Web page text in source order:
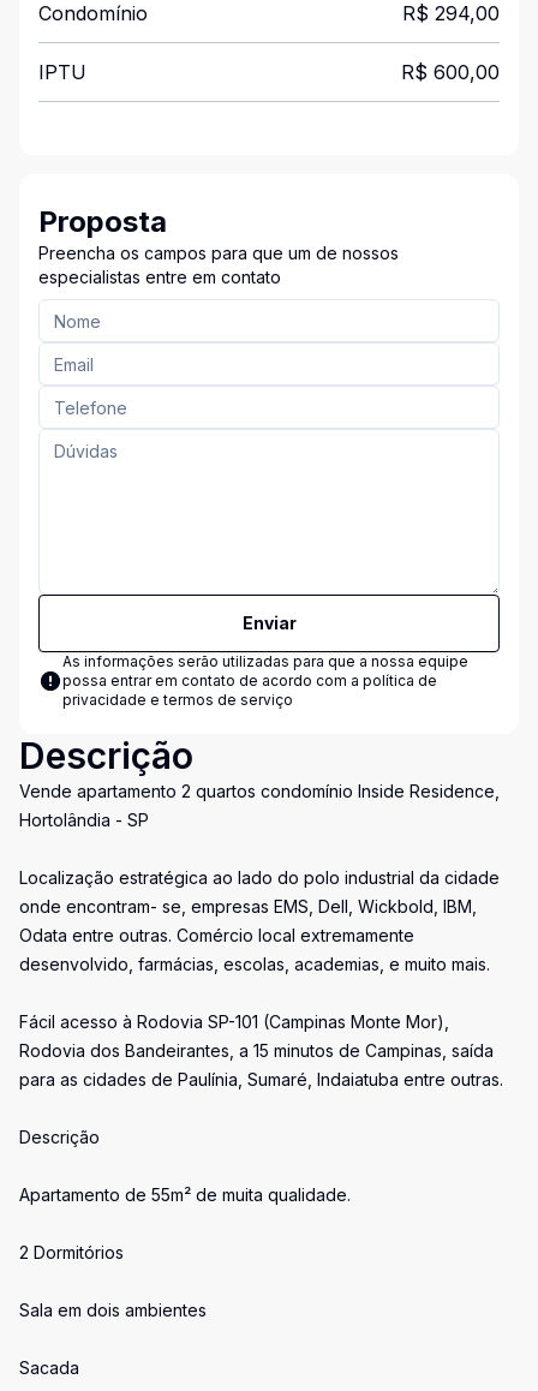
Condomínio R$ 294,00
IPTU R$ 600,00
Proposta
Preencha os campos para que um de nossos
especialistas entre em contato
Enviar
As informações serão utilizadas para que a nossa equipe
possa entrar em contato de acordo com a política de
privacidade e termos de serviço
Descrição
Vende apartamento 2 quartos condomínio Inside Residence,
Hortolândia - SP
Localização estratégica ao lado do polo industrial da cidade
onde encontram- se, empresas EMS, Dell, Wickbold, IBM,
Odata entre outras. Comércio local extremamente
desenvolvido, farmácias, escolas, academias, e muito mais.
Fácil acesso à Rodovia SP-101 (Campinas Monte Mor),
Rodovia dos Bandeirantes, a 15 minutos de Campinas, saída
para as cidades de Paulínia, Sumaré, Indaiatuba entre outras.
Descrição
Apartamento de 55m² de muita qualidade.
2 Dormitórios
Sala em dois ambientes
Sacada